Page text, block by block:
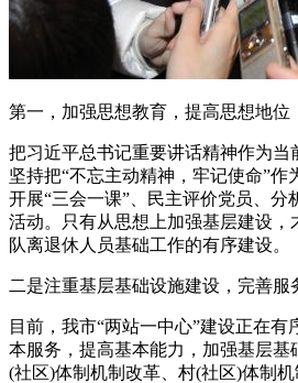
第一，加强思想教育，提高思想地位
把习近平总书记重要讲话精神作为当
坚持把“不忘主动精神，牢记使命”作
开展“三会一课”、民主评价党员、分
活动。只有从思想上加强基层建设，
队离退休人员基础工作的有序建设。
二是注重基层基础设施建设，完善服
目前，我市“两站一中心”建设正在有
本服务，提高基本能力，加强基层基
(社区)体制机制改革、村(社区)体制